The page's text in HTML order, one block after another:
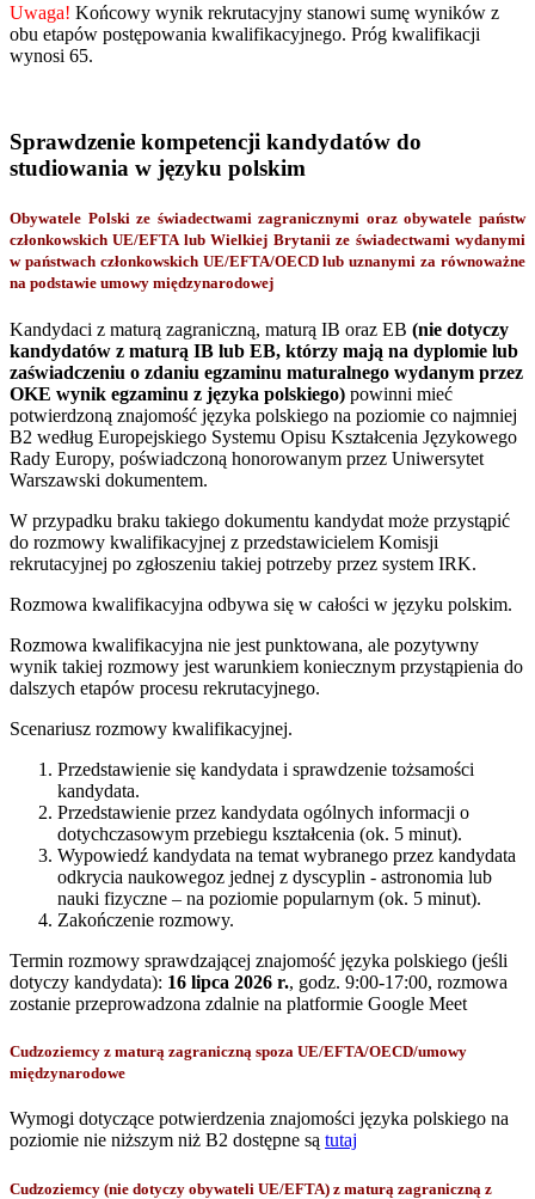
Uwaga! Końcowy wynik rekrutacyjny stanowi sumę wyników z
obu etapów postępowania kwalifikacyjnego. Próg kwalifikacji
wynosi 65.
Sprawdzenie kompetencji kandydatów do
studiowania w języku polskim
Obywatele Polski ze świadectwami zagranicznymi oraz obywatele państw
członkowskich UE/EFTA lub Wielkiej Brytanii ze świadectwami wydanymi
w państwach członkowskich UE/EFTA/OECD lub uznanymi za równoważne
na podstawie umowy międzynarodowej
Kandydaci z maturą zagraniczną, maturą IB oraz EB (nie dotyczy
kandydatów z maturą IB lub EB, którzy mają na dyplomie lub
zaświadczeniu o zdaniu egzaminu maturalnego wydanym przez
OKE wynik egzaminu z języka polskiego) powinni mieć
potwierdzoną znajomość języka polskiego na poziomie co najmniej
B2 według Europejskiego Systemu Opisu Kształcenia Językowego
Rady Europy, poświadczoną honorowanym przez Uniwersytet
Warszawski dokumentem.
W przypadku braku takiego dokumentu kandydat może przystąpić
do rozmowy kwalifikacyjnej z przedstawicielem Komisji
rekrutacyjnej po zgłoszeniu takiej potrzeby przez system IRK.
Rozmowa kwalifikacyjna odbywa się w całości w języku polskim.
Rozmowa kwalifikacyjna nie jest punktowana, ale pozytywny
wynik takiej rozmowy jest warunkiem koniecznym przystąpienia do
dalszych etapów procesu rekrutacyjnego.
Scenariusz rozmowy kwalifikacyjnej.
Przedstawienie się kandydata i sprawdzenie tożsamości
kandydata.
Przedstawienie przez kandydata ogólnych informacji o
dotychczasowym przebiegu kształcenia (ok. 5 minut).
Wypowiedź kandydata na temat wybranego przez kandydata
odkrycia naukowegoz jednej z dyscyplin - astronomia lub
nauki fizyczne – na poziomie popularnym (ok. 5 minut).
Zakończenie rozmowy.
Termin rozmowy sprawdzającej znajomość języka polskiego (jeśli
dotyczy kandydata): 16 lipca 2026 r., godz. 9:00-17:00, rozmowa
zostanie przeprowadzona zdalnie na platformie Google Meet
Cudzoziemcy z maturą zagraniczną spoza UE/EFTA/OECD/umowy
międzynarodowe
Wymogi dotyczące potwierdzenia znajomości języka polskiego na
poziomie nie niższym niż B2 dostępne są tutaj
Cudzoziemcy (nie dotyczy obywateli UE/EFTA) z maturą zagraniczną z